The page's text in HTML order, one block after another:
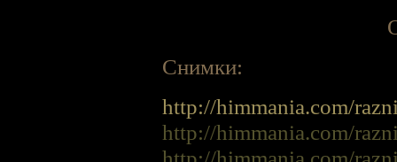
Снимки:
http://himmania.com/
http://himmania.com/